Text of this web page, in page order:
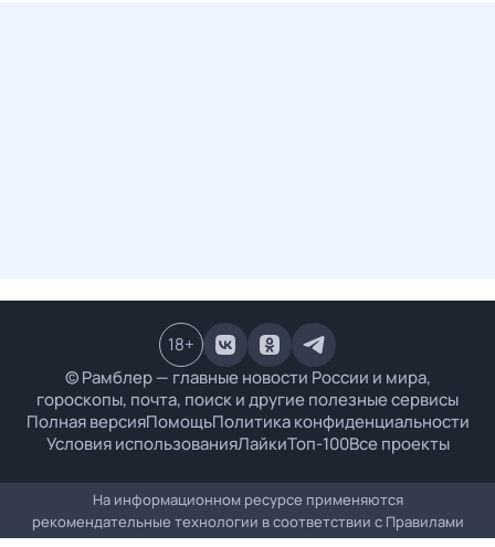
© Рамблер — главные новости России и мира,
гороскопы, почта, поиск и другие полезные сервисы
Полная версияПомощьПолитика конфиденциальности
Условия использованияЛайкиТоп-100Все проекты
18+
На информационном ресурсе применяются
рекомендательные технологии в соответствии с Правилами